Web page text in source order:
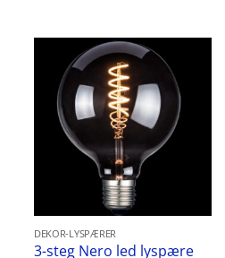
DEKOR-LYSPÆRER
3-steg Nero led lyspære